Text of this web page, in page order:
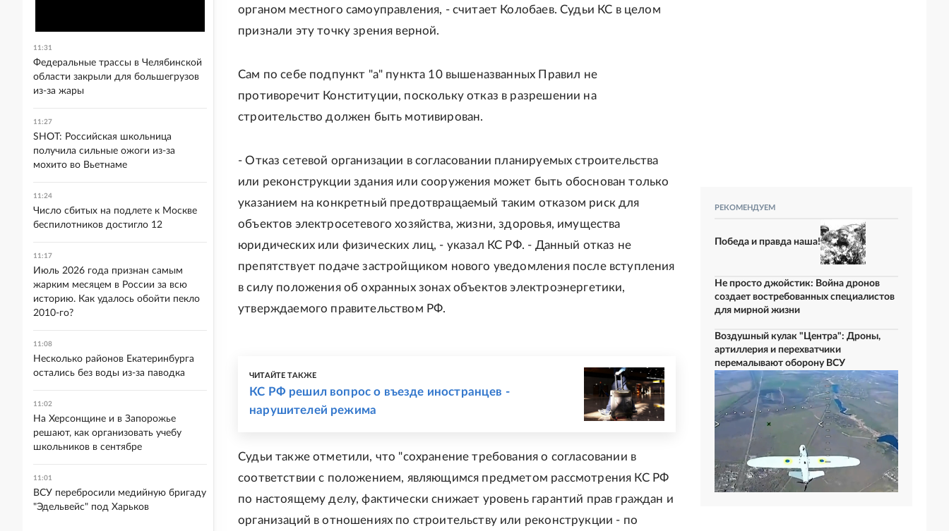
органом местного самоуправления, - считает Колобаев. Судьи КС в целом
признали эту точку зрения верной.
Сам по себе подпункт "а" пункта 10 вышеназванных Правил не
противоречит Конституции, поскольку отказ в разрешении на
строительство должен быть мотивирован.
- Отказ сетевой организации в согласовании планируемых строительства
или реконструкции здания или сооружения может быть обоснован только
указанием на конкретный предотвращаемый таким отказом риск для
объектов электросетевого хозяйства, жизни, здоровья, имущества
юридических или физических лиц, - указал КС РФ. - Данный отказ не
препятствует подаче застройщиком нового уведомления после вступления
в силу положения об охранных зонах объектов электроэнергетики,
утверждаемого правительством РФ.
ЧИТАЙТЕ ТАКЖЕ
КС РФ решил вопрос о въезде иностранцев -
нарушителей режима
Судьи также отметили, что "сохранение требования о согласовании в
соответствии с положением, являющимся предметом рассмотрения КС РФ
по настоящему делу, фактически снижает уровень гарантий прав граждан и
организаций в отношениях по строительству или реконструкции - по
РЕКОМЕНДУЕМ
Победа и правда наша!
Не просто джойстик: Война дронов
создает востребованных специалистов
для мирной жизни
Воздушный кулак "Центра": Дроны,
артиллерия и перехватчики
перемалывают оборону ВСУ
11:31
Федеральные трассы в Челябинской
области закрыли для большегрузов
из-за жары
11:27
SHOT: Российская школьница
получила сильные ожоги из-за
мохито во Вьетнаме
11:24
Число сбитых на подлете к Москве
беспилотников достигло 12
11:17
Июль 2026 года признан самым
жарким месяцем в России за всю
историю. Как удалось обойти пекло
2010-го?
11:08
Несколько районов Екатеринбурга
остались без воды из-за паводка
11:02
На Херсонщине и в Запорожье
решают, как организовать учебу
школьников в сентябре
11:01
ВСУ перебросили медийную бригаду
"Эдельвейс" под Харьков